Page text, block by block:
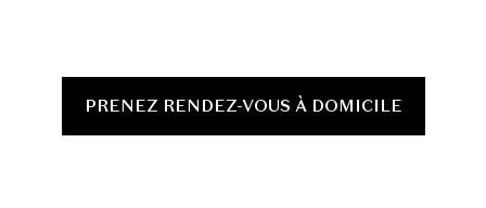
PRENEZ RENDEZ-VOUS À DOMICILE